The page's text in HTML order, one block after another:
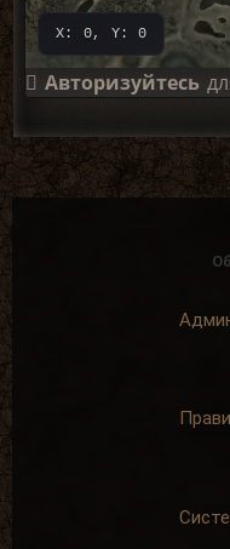
X: 0, Y: 0
Авторизуйтесь